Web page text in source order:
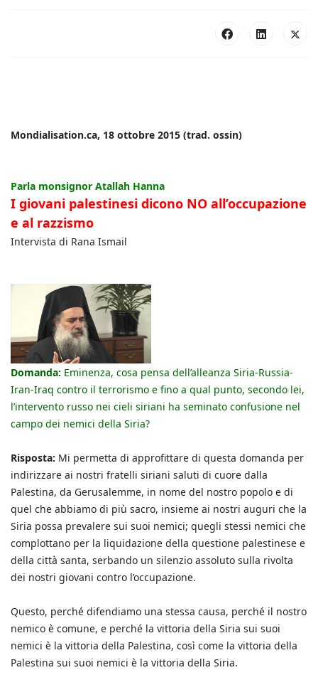
Mondialisation.ca, 18 ottobre 2015 (trad. ossin)
Parla monsignor Atallah Hanna
I giovani palestinesi dicono NO all’occupazione
e al razzismo
Intervista di Rana Ismail
Domanda: Eminenza, cosa pensa dell’alleanza Siria-Russia-
Iran-Iraq contro il terrorismo e fino a qual punto, secondo lei,
l’intervento russo nei cieli siriani ha seminato confusione nel
campo dei nemici della Siria?
Risposta: Mi permetta di approfittare di questa domanda per
indirizzare ai nostri fratelli siriani saluti di cuore dalla
Palestina, da Gerusalemme, in nome del nostro popolo e di
quel che abbiamo di più sacro, insieme ai nostri auguri che la
Siria possa prevalere sui suoi nemici; quegli stessi nemici che
complottano per la liquidazione della questione palestinese e
della città santa, serbando un silenzio assoluto sulla rivolta
dei nostri giovani contro l’occupazione.
Questo, perché difendiamo una stessa causa, perché il nostro
nemico è comune, e perché la vittoria della Siria sui suoi
nemici è la vittoria della Palestina, così come la vittoria della
Palestina sui suoi nemici è la vittoria della Siria.